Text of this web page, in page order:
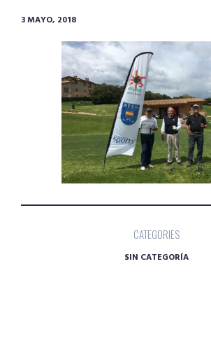
3 MAYO, 2018
CATEGORIES
SIN CATEGORÍA